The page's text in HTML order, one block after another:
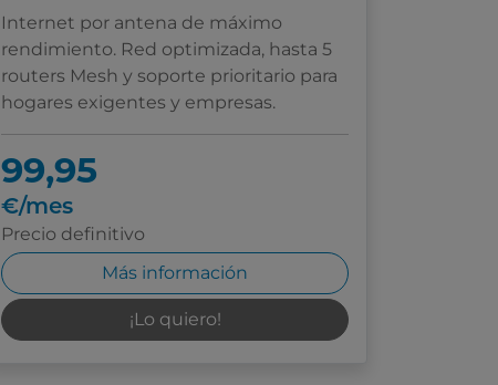
Internet por antena de máximo
rendimiento. Red optimizada, hasta 5
routers Mesh y soporte prioritario para
hogares exigentes y empresas.
99,95
€/mes
Precio definitivo
Más información
¡Lo quiero!